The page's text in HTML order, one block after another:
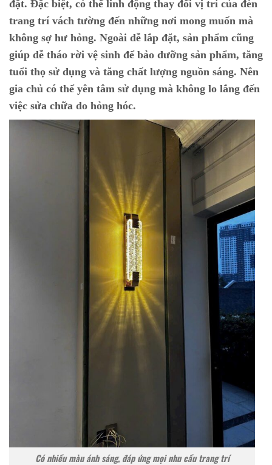
đặt. Đặc biệt, có thể linh động thay đổi vị trí của đèn
trang trí vách tường đến những nơi mong muốn mà
không sợ hư hỏng. Ngoài dễ lắp đặt, sản phẩm cũng
giúp dễ tháo rời vệ sinh để bảo dưỡng sản phẩm, tăng
tuổi thọ sử dụng và tăng chất lượng nguồn sáng. Nên
gia chủ có thể yên tâm sử dụng mà không lo lắng đến
việc sửa chữa do hỏng hóc.
Có nhiều màu ánh sáng, đáp ứng mọi nhu cầu trang trí